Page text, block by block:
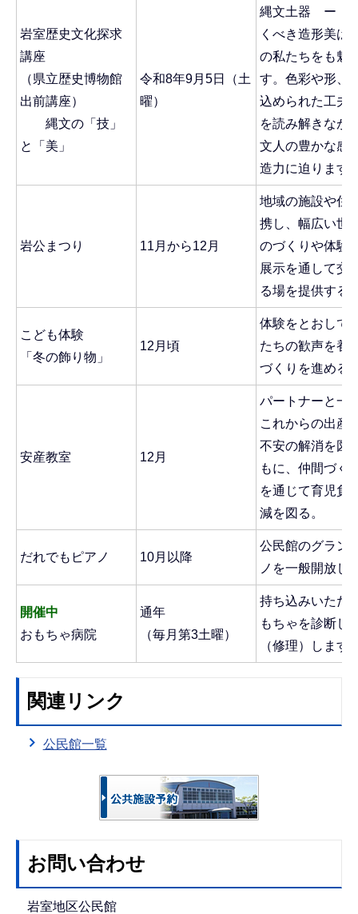
岩室歴史文化探求
講座
（県立歴史博物館
出前講座）
縄文の「技」
と「美」
令和8年9月5日（土
曜）
縄文土器 ー
くべき造形美は
の私たちをも魅
す。色彩や形、
込められた工夫
を読み解きなが
文人の豊かな感
造力に迫ります
岩公まつり 11月から12月
地域の施設や住
携し、幅広い世
のづくりや体験
展示を通して交
る場を提供する
こども体験
「冬の飾り物」
12月頃
体験をとおして
たちの歓声を養
づくりを進める
安産教室 12月
パートナーと一
これからの出産
不安の解消を図
もに、仲間づく
を通じて育児負
減を図る。
だれでもピアノ 10月以降
公民館のグラン
ノを一般開放し
開催中
おもちゃ病院
通年
（毎月第3土曜）
持ち込みいただ
もちゃを診断し
（修理）します
関連リンク
公民館一覧
お問い合わせ
岩室地区公民館